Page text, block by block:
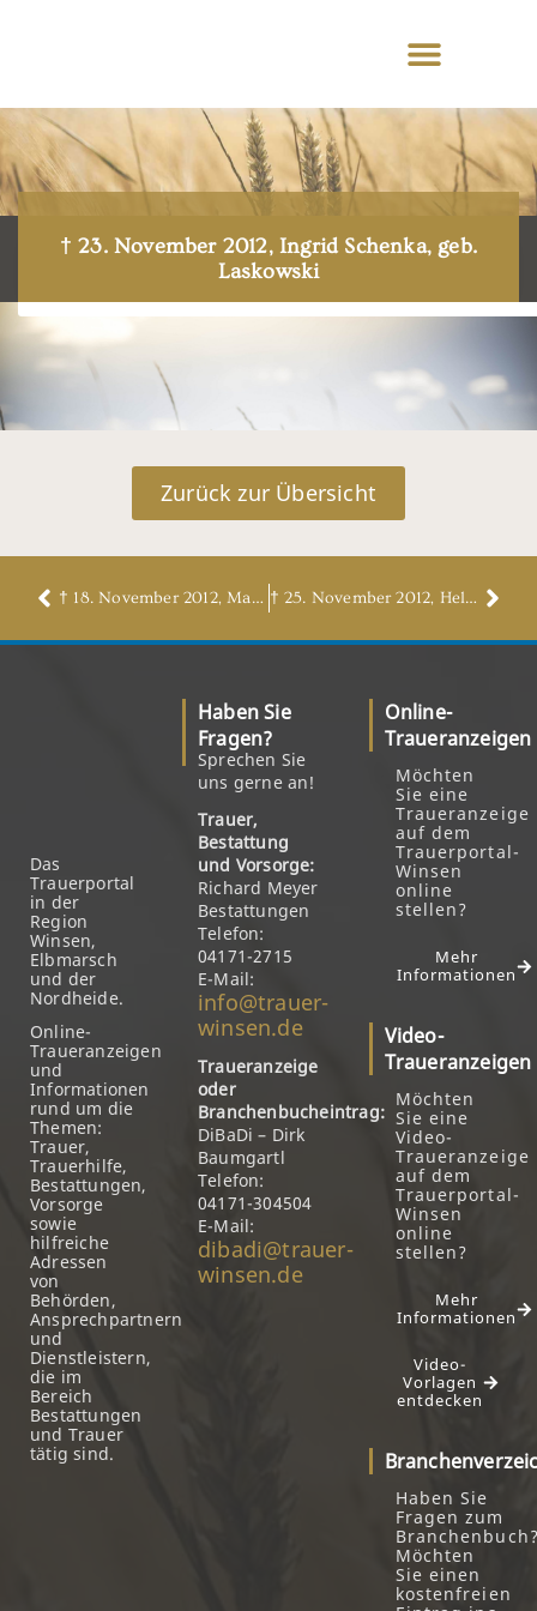
† 23. November 2012, Ingrid Schenka, geb.
Laskowski
Zurück zur Übersicht
† 18. November 2012, Magda Wille, geb. Matthies † 25. November 2012, Helene Raschke, geb. Raffeck
Das
Trauerportal
in der
Region
Winsen,
Elbmarsch
und der
Nordheide.
Online-
Traueranzeigen
und
Informationen
rund um die
Themen:
Trauer,
Trauerhilfe,
Bestattungen,
Vorsorge
sowie
hilfreiche
Adressen
von
Behörden,
Ansprechpartnern
und
Dienstleistern,
die im
Bereich
Bestattungen
und Trauer
tätig sind.
Haben Sie
Fragen?
Sprechen Sie
uns gerne an!
Trauer,
Bestattung
und Vorsorge:
Richard Meyer
Bestattungen
Telefon:
04171-2715
E-Mail:
info@trauer-
winsen.de
Traueranzeige
oder
Branchenbucheintrag:
DiBaDi – Dirk
Baumgartl
Telefon:
04171-304504
E-Mail:
dibadi@trauer-
winsen.de
Online-
Traueranzeigen
Möchten
Sie eine
Traueranzeige
auf dem
Trauerportal-
Winsen
online
stellen?
Mehr
Informationen
Video-
Traueranzeigen
Möchten
Sie eine
Video-
Traueranzeige
auf dem
Trauerportal-
Winsen
online
stellen?
Mehr
Informationen
Video-
Vorlagen
entdecken
Haben Sie
Fragen zum
Möchten
Sie einen
kostenfreien